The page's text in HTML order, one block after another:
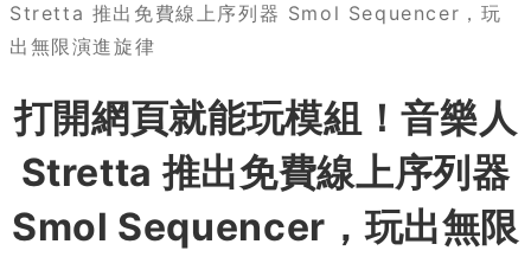
Stretta 推出免費線上序列器 Smol Sequencer，玩
出無限演進旋律
打開網頁就能玩模組！音樂人
Stretta 推出免費線上序列器
Smol Sequencer，玩出無限